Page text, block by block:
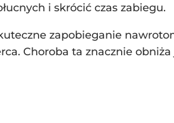
i skrócić czas zabiegu.
zapobieganie
Choroba ta znacznie obniża